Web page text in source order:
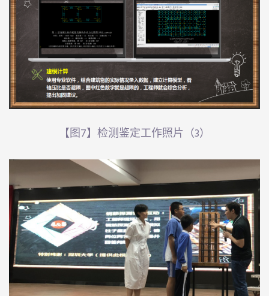
【图7】检测鉴定工作照片（3）